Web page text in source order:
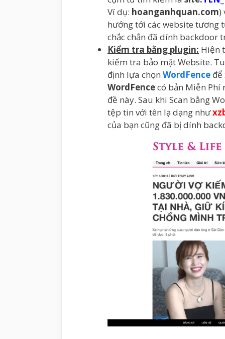
Ví dụ: hoanganhquan.com)
hướng tới các website tương
chắc chắn đã dính backdoor
Kiểm tra bằng plugin: Hiện
kiểm tra bảo mật Website.
định lựa chọn WordFence để
WordFencecó bản Miễn
đề này. Sau khi Scan bằng
tệp tin với tên lạ dạng như
của bạn cũng đã bị dính